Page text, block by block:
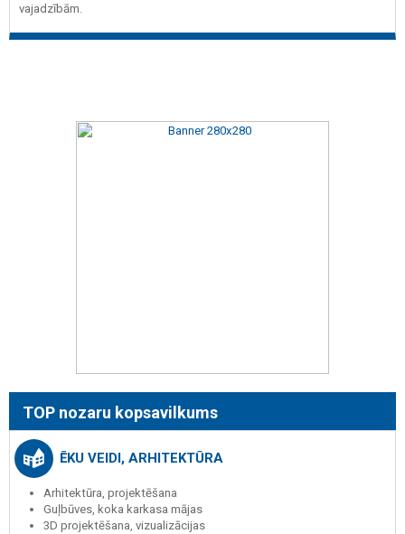
vajadzībām.
TOP nozaru kopsavilkums
ĒKU VEIDI, ARHITEKTŪRA
Arhitektūra, projektēšana
Guļbūves, koka karkasa mājas
3D projektēšana, vizualizācijas